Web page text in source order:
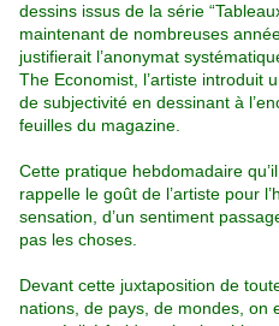
dessins issus de la série
maintenant de nombreuses
justifierait l’anonymat
The Economist, l’artiste introduit
de subjectivité en dessinant à
feuilles du magazine.
Cette pratique hebdomadaire
rappelle le goût de l’artiste pour
sensation, d’un sentiment
pas les choses.
Devant cette juxtaposition de
nations, de pays, de mondes, on